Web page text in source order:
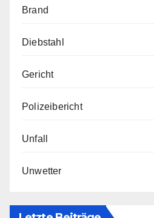
Brand
Diebstahl
Gericht
Polizeibericht
Unfall
Unwetter